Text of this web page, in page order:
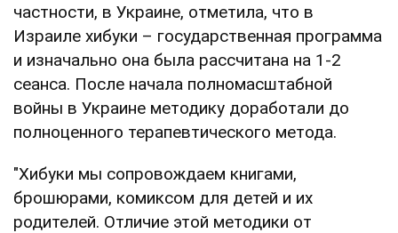
частности, в Украине, отметила, что в
Израиле хибуки – государственная программа
и изначально она была рассчитана на 1-2
сеанса. После начала полномасштабной
войны в Украине методику доработали до
полноценного терапевтического метода.
"Хибуки мы сопровождаем книгами,
брошюрами, комиксом для детей и их
родителей. Отличие этой методики от